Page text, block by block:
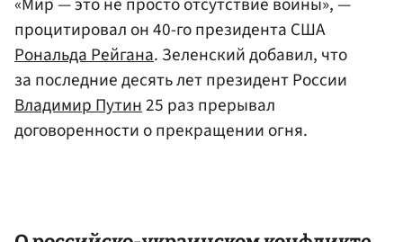
процитировал он 40-го президента США
Рональда Рейгана. Зеленский добавил, что
за последние десять лет президент России
Владимир Путин25 раз прерывал
договоренности о прекращении огня.